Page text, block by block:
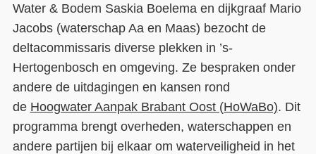
Water & Bodem Saskia Boelema en dijkgraaf Mario
Jacobs (waterschap Aa en Maas) bezocht de
deltacommissaris diverse plekken in ’s-
Hertogenbosch en omgeving. Ze bespraken onder
andere de uitdagingen en kansen rond
de Hoogwater Aanpak Brabant Oost (HoWaBo). Dit
programma brengt overheden, waterschappen en
andere partijen bij elkaar om waterveiligheid in het